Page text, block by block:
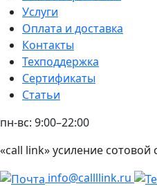
Услуги
Оплата и доставка
Контакты
Техподдержка
Сертификаты
Статьи
пн-вс: 9:00–22:00
«call link» усиление сотовой
info@callllink.ru